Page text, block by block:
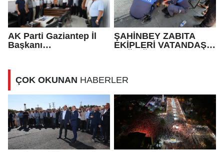
AK Parti Gaziantep İl
Başkanı
ziyaret: Gönül
köprülerini
güçlendirmeye devam
ŞAHİNBEY ZABITA
EKİPLERİ VATANDAŞIN
ÇOK OKUNAN HABERLER